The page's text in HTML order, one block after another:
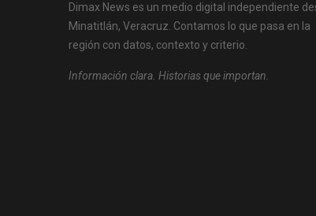
Dimax News es un medio digital independiente
Minatitlán, Veracruz. Contamos lo que pasa en la
región con datos, contexto y criterio.
Información clara. Historias que importan.